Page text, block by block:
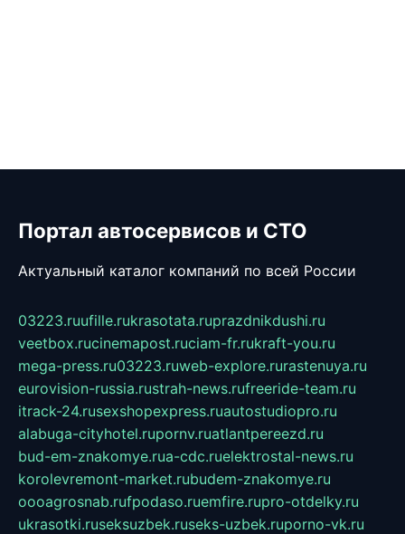
Портал автосервисов и СТО
Актуальный каталог компаний по всей России
03223.ruufille.rukrasotata.ruprazdnikdushi.ru
veetbox.rucinemapost.ruciam-fr.rukraft-you.ru
mega-press.ru03223.ruweb-explore.rurastenuya.ru
eurovision-russia.rustrah-news.rufreeride-team.ru
itrack-24.rusexshopexpress.ruautostudiopro.ru
alabuga-cityhotel.rupornv.ruatlantpereezd.ru
bud-em-znakomye.rua-cdc.ruelektrostal-news.ru
korolevremont-market.rubudem-znakomye.ru
oooagrosnab.rufpodaso.ruemfire.rupro-otdelky.ru
ukrasotki.ruseksuzbek.ruseks-uzbek.ruporno-vk.ru